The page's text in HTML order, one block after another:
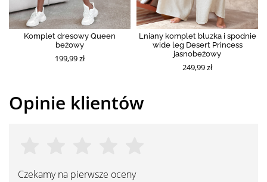
Komplet dresowy Queen
beżowy
199,99 zł
Lniany komplet bluzka i spodnie
wide leg Desert Princess
jasnobeżowy
249,99 zł
Opinie klientów
Czekamy na pierwsze oceny